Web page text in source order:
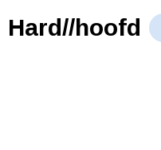
Hard//hoofd